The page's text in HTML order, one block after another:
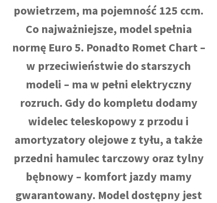
powietrzem, ma pojemność 125 ccm.
Co najważniejsze, model spełnia
normę Euro 5. Ponadto Romet Chart –
w przeciwieństwie do starszych
modeli – ma w pełni elektryczny
rozruch. Gdy do kompletu dodamy
widelec teleskopowy z przodu i
amortyzatory olejowe z tyłu, a także
przedni hamulec tarczowy oraz tylny
bębnowy – komfort jazdy mamy
gwarantowany. Model dostępny jest